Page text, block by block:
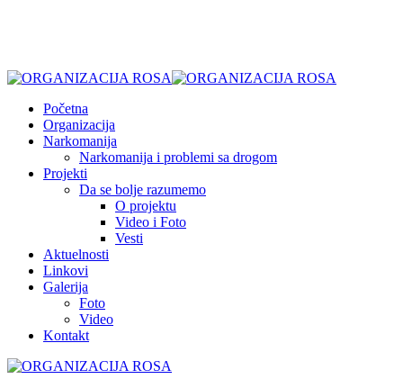
Početna
Organizacija
Narkomanija
Narkomanija i problemi sa drogom
Projekti
Da se bolje razumemo
O projektu
Video i Foto
Vesti
Aktuelnosti
Linkovi
Galerija
Foto
Video
Kontakt